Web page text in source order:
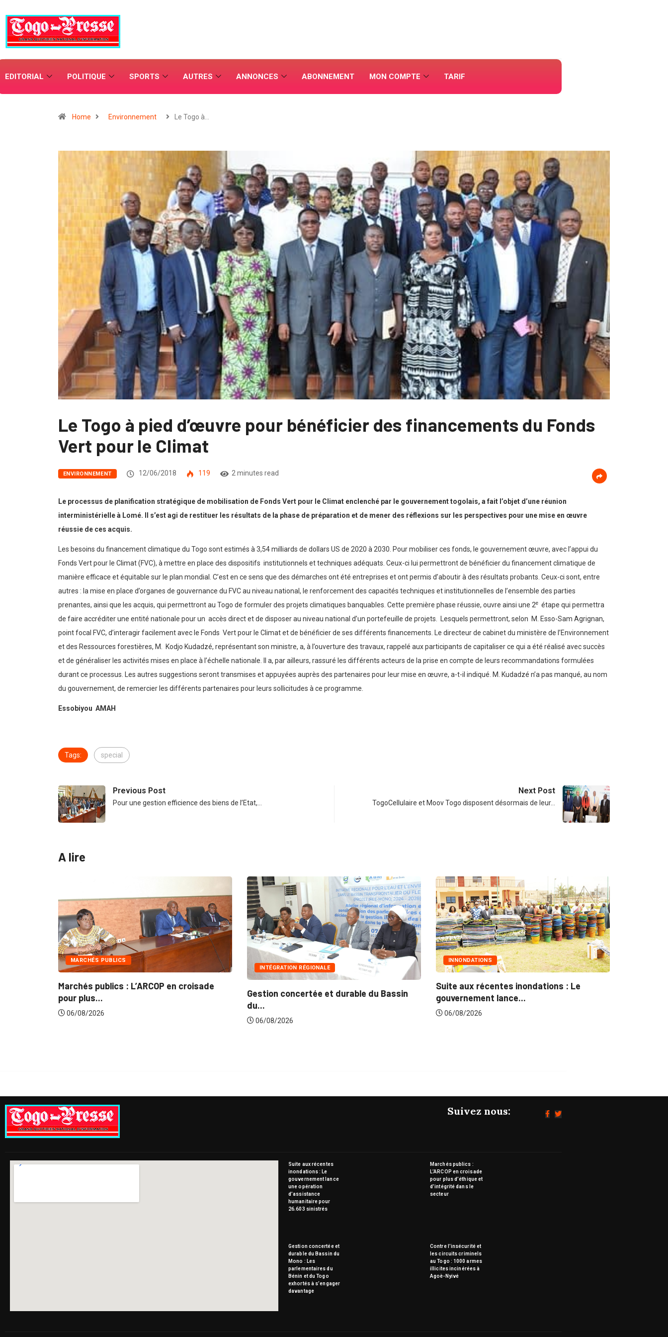
EDITORIAL POLITIQUE SPORTS AUTRES ANNONCES ABONNEMENT MON COMPTE TARIF
Home Environnement Le Togo à…
Le Togo à pied d’œuvre pour bénéficier des financements du Fonds
Vert pour le Climat
ENVIRONNEMENT 12/06/2018 119 2 minutes read
Le processus de planification stratégique de mobilisation de Fonds Vert pour le Climat enclenché par le gouvernement togolais, a fait l’objet d’une réunion
interministérielle à Lomé. Il s’est agi de restituer les résultats de la phase de préparation et de mener des réflexions sur les perspectives pour une mise en œuvre
réussie de ces acquis.
Les besoins du financement climatique du Togo sont estimés à 3,54 milliards de dollars US de 2020 à 2030. Pour mobiliser ces fonds, le gouvernement œuvre, avec l’appui du
Fonds Vert pour le Climat (FVC), à mettre en place des dispositifs institutionnels et techniques adéquats. Ceux-ci lui permettront de bénéficier du financement climatique de
manière efficace et équitable sur le plan mondial. C’est en ce sens que des démarches ont été entreprises et ont permis d’aboutir à des résultats probants. Ceux-ci sont, entre
autres : la mise en place d’organes de gouvernance du FVC au niveau national, le renforcement des capacités techniques et institutionnelles de l’ensemble des parties
prenantes, ainsi que les acquis, qui permettront au Togo de formuler des projets climatiques banquables. Cette première phase réussie, ouvre ainsi une 2e étape qui permettra
de faire accréditer une entité nationale pour un accès direct et de disposer au niveau national d’un portefeuille de projets. Lesquels permettront, selon M. Esso-Sam Agrignan,
point focal FVC, d’interagir facilement avec le Fonds Vert pour le Climat et de bénéficier de ses différents financements. Le directeur de cabinet du ministère de l’Environnement
et des Ressources forestières, M. Kodjo Kudadzé, représentant son ministre, a, à l’ouverture des travaux, rappelé aux participants de capitaliser ce qui a été réalisé avec succès
et de généraliser les activités mises en place à l’échelle nationale. Il a, par ailleurs, rassuré les différents acteurs de la prise en compte de leurs recommandations formulées
durant ce processus. Les autres suggestions seront transmises et appuyées auprès des partenaires pour leur mise en œuvre, a-t-il indiqué. M. Kudadzé n’a pas manqué, au nom
du gouvernement, de remercier les différents partenaires pour leurs sollicitudes à ce programme.
Essobiyou AMAH
Tags: special
Previous Post
Pour une gestion efficience des biens de l’Etat,…
Next Post
TogoCellulaire et Moov Togo disposent désormais de leur…
A lire
MARCHÉS PUBLICS
Marchés publics : L’ARCOP en croisade
pour plus...
06/08/2026
INTÉGRATION RÉGIONALE
Gestion concertée et durable du Bassin
du...
06/08/2026
INNONDATIONS
Suite aux récentes inondations : Le
gouvernement lance...
06/08/2026
Suivez nous:
Suite aux récentes
inondations : Le
gouvernement lance
une opération
d’assistance
humanitaire pour
26.603 sinistrés
Marchés publics :
L’ARCOP en croisade
pour plus d’éthique et
d’intégrité dans le
secteur
Gestion concertée et
durable du Bassin du
Mono : Les
parlementaires du
Bénin et du Togo
exhortés à s’engager
davantage
Contre l’insécurité et
les circuits criminels
au Togo : 1000 armes
illicites incinérées à
Agoè-Nyivé